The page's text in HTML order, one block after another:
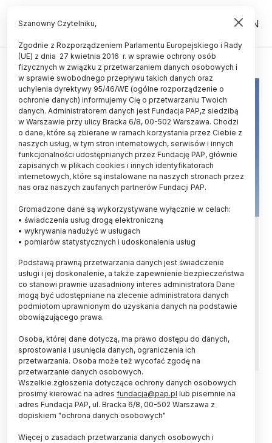
PL EN
ŚWIATŁO ZODIAKALNE
Sezon na obserwację światła
zodiakalnego
Bezksiężycowe wieczory w samej końcówce
marca i w pierwszej połowie kwietnia, to dobry
czas na wieczorne obserwacje światła
zodiakalnego - poinformował PAP dr hab.
Arkadiusz Olech z Centrum Astronomicznego
PAN w Warszawie.
25.09.2012
Dobry czas na obserwację światła
zodiakalnego
Szanowny Czytelniku,
Zgodnie z Rozporządzeniem Parlamentu Europejskiego i Rady
(UE) z dnia 27 kwietnia 2016 r. w sprawie ochrony osób
fizycznych w związku z przetwarzaniem danych osobowych i
w sprawie swobodnego przepływu takich danych oraz
uchylenia dyrektywy 95/46/WE (ogólne rozporządzenie o
ochronie danych) informujemy Cię o przetwarzaniu Twoich
danych. Administratorem danych jest Fundacja PAP,z siedzibą
w Warszawie przy ulicy Bracka 6/8, 00-502 Warszawa. Chodzi
o dane, które są zbierane w ramach korzystania przez Ciebie z
naszych usług, w tym stron internetowych, serwisów i innych
funkcjonalności udostępnianych przez Fundację PAP, głównie
zapisanych w plikach cookies i innych identyfikatorach
internetowych, które są instalowane na naszych stronach przez
nas oraz naszych zaufanych partnerów Fundacji PAP.
Gromadzone dane są wykorzystywane wyłącznie w celach:
• świadczenia usług drogą elektroniczną
• wykrywania nadużyć w usługach
• pomiarów statystycznych i udoskonalenia usług
Podstawą prawną przetwarzania danych jest świadczenie
usługi i jej doskonalenie, a także zapewnienie bezpieczeństwa
co stanowi prawnie uzasadniony interes administratora Dane
mogą być udostępniane na zlecenie administratora danych
podmiotom uprawnionym do uzyskania danych na podstawie
obowiązującego prawa.
Osoba, której dane dotyczą, ma prawo dostępu do danych,
sprostowania i usunięcia danych, ograniczenia ich
przetwarzania. Osoba może też wycofać zgodę na
przetwarzanie danych osobowych.
Wszelkie zgłoszenia dotyczące ochrony danych osobowych
prosimy kierować na adres fundacja@pap.pl lub pisemnie na
adres Fundacja PAP, ul. Bracka 6/8, 00-502 Warszawa z
dopiskiem "ochrona danych osobowych"
Więcej o zasadach przetwarzania danych osobowych i